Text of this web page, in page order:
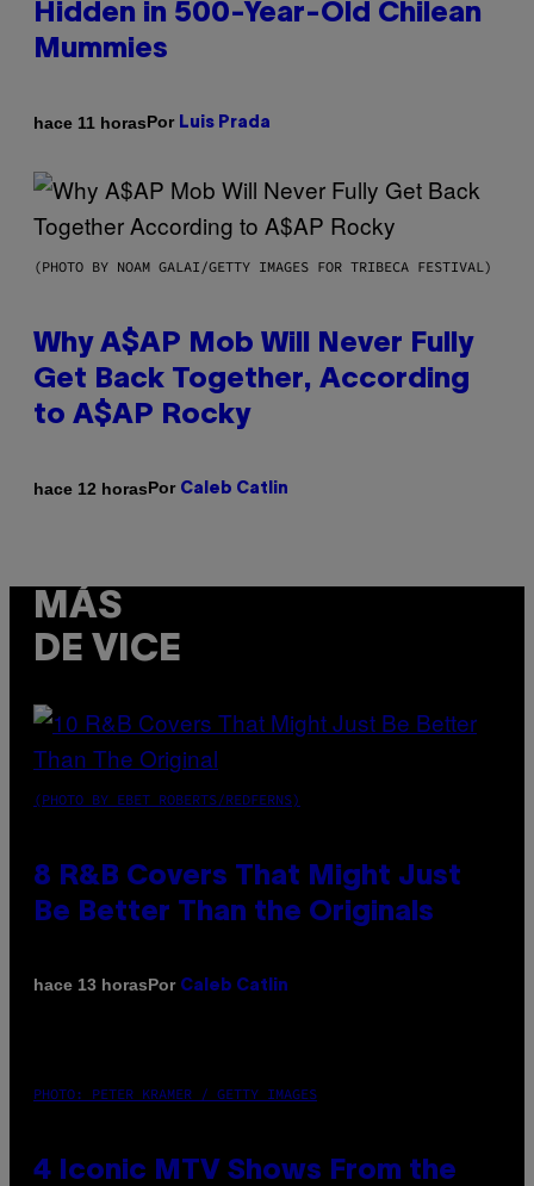
Hidden in 500-Year-Old Chilean
Mummies
hace 11 horasPor Luis Prada
(PHOTO BY NOAM GALAI/GETTY IMAGES FOR TRIBECA FESTIVAL)
Why A$AP Mob Will Never Fully
Get Back Together, According
to A$AP Rocky
hace 12 horasPor Caleb Catlin
MÁS
DE VICE
(PHOTO BY EBET ROBERTS/REDFERNS)
8 R&B Covers That Might Just
Be Better Than the Originals
hace 13 horasPor Caleb Catlin
PHOTO: PETER KRAMER / GETTY IMAGES
4 Iconic MTV Shows From the